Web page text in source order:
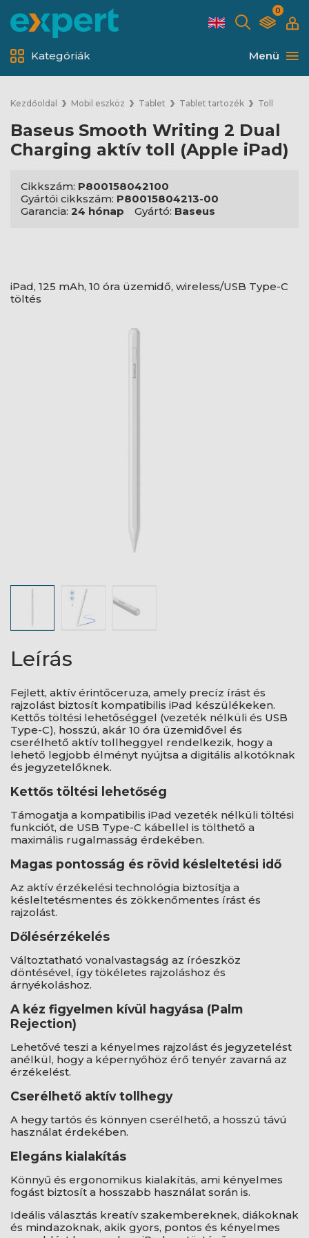
0
Menü
Kategóriák
Kezdőoldal Mobil eszköz Tablet Tablet tartozék Toll
Baseus Smooth Writing 2 Dual
Charging aktív toll (Apple iPad)
Cikkszám: P800158042100
Gyártói cikkszám: P80015804213-00
Garancia: 24 hónap Gyártó: Baseus
iPad, 125 mAh, 10 óra üzemidő, wireless/USB Type-C
töltés
Leírás
Fejlett, aktív érintőceruza, amely precíz írást és
rajzolást biztosít kompatibilis iPad készülékeken.
Kettős töltési lehetőséggel (vezeték nélküli és USB
Type-C), hosszú, akár 10 óra üzemidővel és
cserélhető aktív tollheggyel rendelkezik, hogy a
lehető legjobb élményt nyújtsa a digitális alkotóknak
és jegyzetelőknek.
Kettős töltési lehetőség
Támogatja a kompatibilis iPad vezeték nélküli töltési
funkciót, de USB Type-C kábellel is tölthető a
maximális rugalmasság érdekében.
Magas pontosság és rövid késleltetési idő
Az aktív érzékelési technológia biztosítja a
késleltetésmentes és zökkenőmentes írást és
rajzolást.
Dőlésérzékelés
Változtatható vonalvastagság az íróeszköz
döntésével, így tökéletes rajzoláshoz és
árnyékoláshoz.
A kéz figyelmen kívül hagyása (Palm
Rejection)
Lehetővé teszi a kényelmes rajzolást és jegyzetelést
anélkül, hogy a képernyőhöz érő tenyér zavarná az
érzékelést.
Cserélhető aktív tollhegy
A hegy tartós és könnyen cserélhető, a hosszú távú
használat érdekében.
Elegáns kialakítás
Könnyű és ergonomikus kialakítás, ami kényelmes
fogást biztosít a hosszabb használat során is.
Ideális választás kreatív szakembereknek, diákoknak
és mindazoknak, akik gyors, pontos és kényelmes